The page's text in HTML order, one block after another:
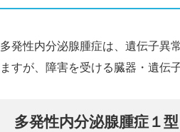
多発性内分泌腺腫症は、遺伝子異
ますが、障害を受ける臓器・遺伝
多発性内分泌腺腫症１型